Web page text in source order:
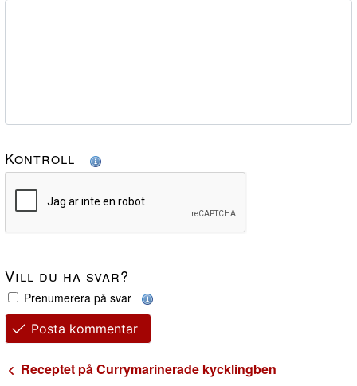
Kontroll
Vill du ha svar?
Prenumerera på svar
Posta kommentar
Receptet på Currymarinerade kycklingben